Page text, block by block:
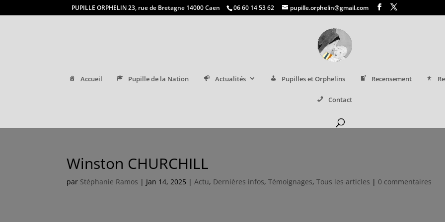
PUPILLE ORPHELIN 23, rue de Bretagne 14000 Caen 06 60 14 53 62 pupille.orphelin@gmail.com
Accueil Pupille de la Nation Actualités Pupilles et Orphelins Recensement
Contact
Winston CHURCHILL
par Stéphanie Ramos | Jan 14, 2025 |Actu, Dernières infos,Témoignages,Tous les articles | 0 commentaires